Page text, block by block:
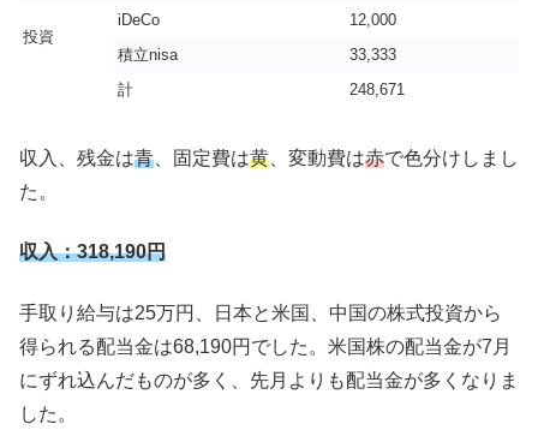
投資
iDeCo
12,000
積立nisa
33,333
計
248,671
収入、残金は青 、固定費は黄 、変動費は赤で色分けしまし
た。
収入：318,190円
手取り給与は25万円、日本と米国、中国の株式投資から
得られる配当金は68,190円でした。米国株の配当金が7月
にずれ込んだものが多く、先月よりも配当金が多くなりま
した。